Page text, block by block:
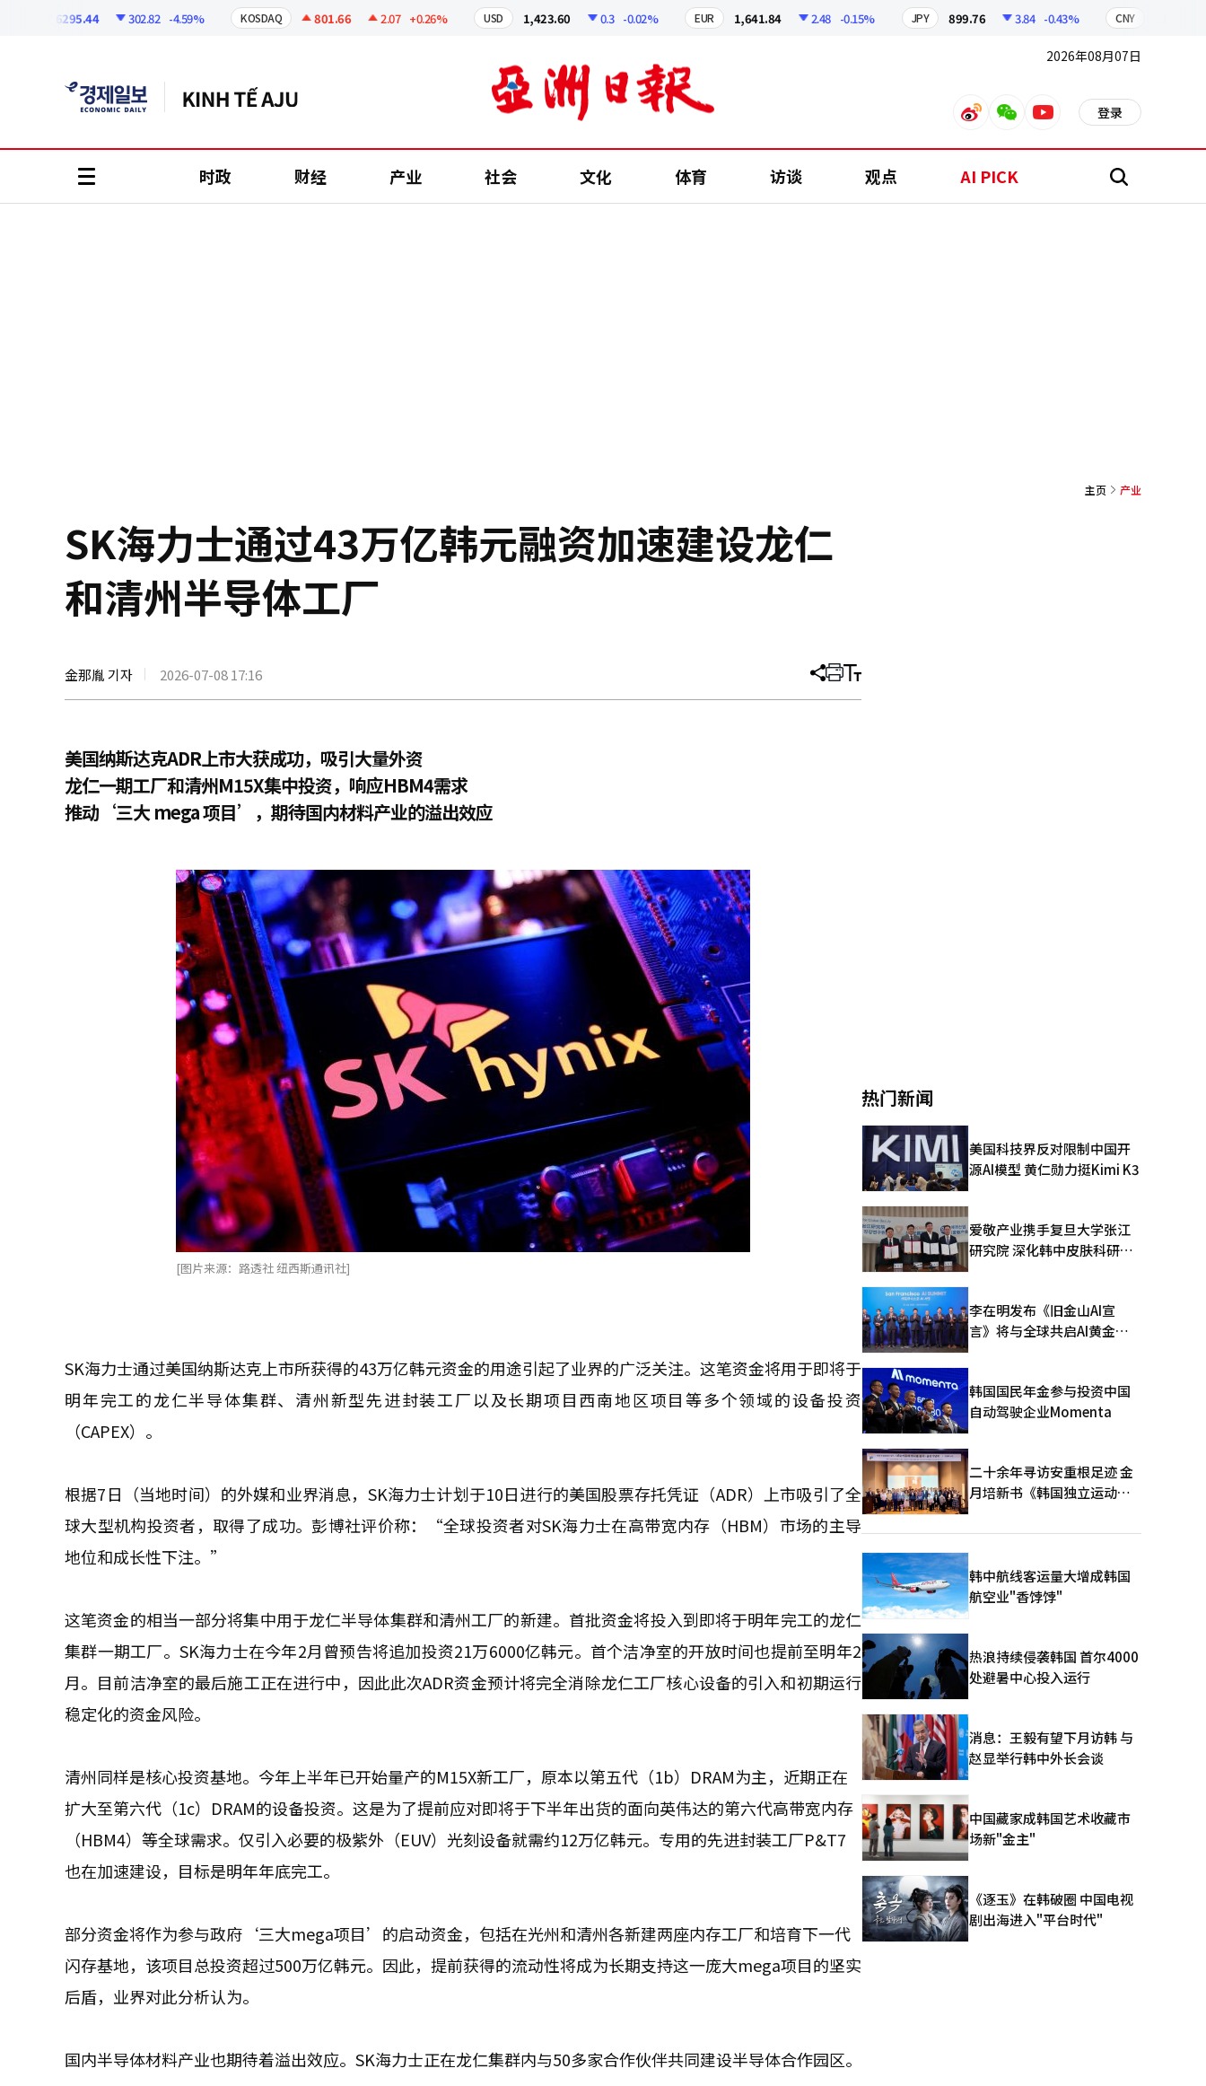
6295.44 302.82 -4.59% KOSDAQ 801.66 2.07 +0.26% USD 1,423.60 0.3 -0.02% EUR 1,641.84 2.48 -0.15% JPY 899.76 3.84 -0.43% CNY 210.96
2026年08月07日
weiboweixinyoutube 登录
时政 财经 产业 社会 文化 体育 访谈 观点 AI PICK 搜
主页 产业
SK海力士通过43万亿韩元融资加速建设龙仁
和清州半导体工厂
金那胤 기자 2026-07-08 17:16 分
文
打 调
大
美国纳斯达克ADR上市大获成功，吸引大量外资
龙仁一期工厂和清州M15X集中投资，响应HBM4需求
推动‘三大 mega 项目’，期待国内材料产业的溢出效应
[图片来源：路透社 纽西斯通讯社]
SK海力士通过美国纳斯达克上市所获得的43万亿韩元资金的用途引起了业界的广泛关注。这笔资金将用于即将于
明年完工的龙仁半导体集群、清州新型先进封装工厂以及长期项目西南地区项目等多个领域的设备投资
（CAPEX）。
根据7日（当地时间）的外媒和业界消息，SK海力士计划于10日进行的美国股票存托凭证（ADR）上市吸引了全
球大型机构投资者，取得了成功。彭博社评价称：“全球投资者对SK海力士在高带宽内存（HBM）市场的主导
地位和成长性下注。”
这笔资金的相当一部分将集中用于龙仁半导体集群和清州工厂的新建。首批资金将投入到即将于明年完工的龙仁
集群一期工厂。SK海力士在今年2月曾预告将追加投资21万6000亿韩元。首个洁净室的开放时间也提前至明年2
月。目前洁净室的最后施工正在进行中，因此此次ADR资金预计将完全消除龙仁工厂核心设备的引入和初期运行
稳定化的资金风险。
清州同样是核心投资基地。今年上半年已开始量产的M15X新工厂，原本以第五代（1b）DRAM为主，近期正在
扩大至第六代（1c）DRAM的设备投资。这是为了提前应对即将于下半年出货的面向英伟达的第六代高带宽内存
（HBM4）等全球需求。仅引入必要的极紫外（EUV）光刻设备就需约12万亿韩元。专用的先进封装工厂P&T7
也在加速建设，目标是明年年底完工。
部分资金将作为参与政府‘三大mega项目’的启动资金，包括在光州和清州各新建两座内存工厂和培育下一代
闪存基地，该项目总投资超过500万亿韩元。因此，提前获得的流动性将成为长期支持这一庞大mega项目的坚实
后盾，业界对此分析认为。
国内半导体材料产业也期待着溢出效应。SK海力士正在龙仁集群内与50多家合作伙伴共同建设半导体合作园区。
热门新闻
美国科技界反对限制中国开
源AI模型 黄仁勋力挺Kimi K3
爱敬产业携手复旦大学张江
研究院 深化韩中皮肤科研合
李在明发布《旧金山AI宣
言》将与全球共启AI黄金时
韩国国民年金参与投资中国
自动驾驶企业Momenta
二十余年寻访安重根足迹 金
月培新书《韩国独立运动圣
版
韩中航线客运量大增成韩国
航空业"香饽饽"
热浪持续侵袭韩国 首尔4000
处避暑中心投入运行
消息：王毅有望下月访韩 与
赵显举行韩中外长会谈
中国藏家成韩国艺术收藏市
场新"金主"
《逐玉》在韩破圈 中国电视
剧出海进入"平台时代"